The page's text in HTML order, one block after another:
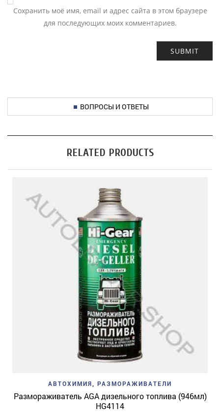
Сохранить моё имя, email и адрес сайта в этом браузере
для последующих моих комментариев.
ВОПРОСЫ И ОТВЕТЫ
RELATED PRODUCTS
АВТОХИМИЯ РАЗМОРАЖИВАТЕЛИ
Размораживатель AGA дизельного топлива (946мл)
HG4114